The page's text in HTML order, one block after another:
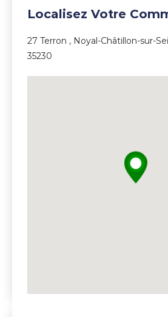
Localisez Votre
27 Terron , Noyal-Châtillon-sur-
35230